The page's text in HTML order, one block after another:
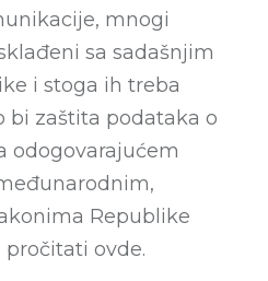
mnogi
sa sadašnjim
i stoga ih treba
bi zaštita podataka o
odogovarajućem
Republike
ovde.